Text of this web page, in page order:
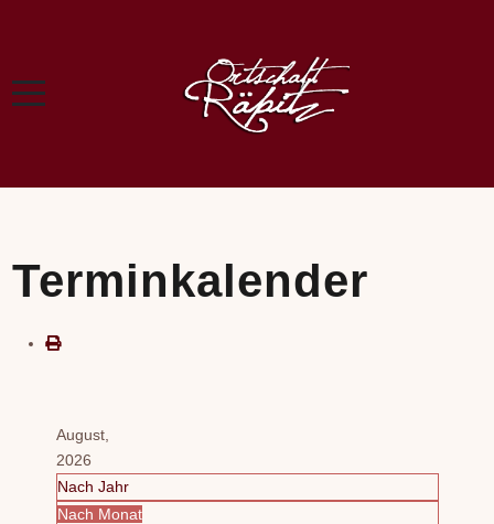
Terminkalender
August,
2026
Nach Jahr
Nach Monat